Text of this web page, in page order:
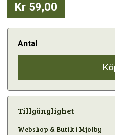
Kr 59,00
Antal
Tillgänglighet
Webshop & Butik i Mjölby